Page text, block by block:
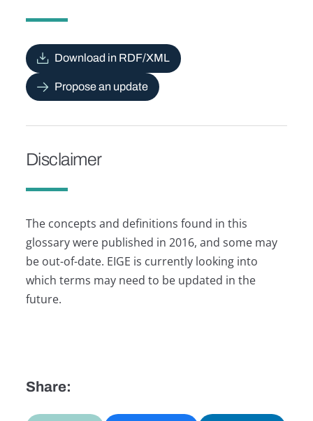
Download in RDF/XML
Propose an update
Disclaimer
The concepts and definitions found in this
glossary were published in 2016, and some may
be out-of-date. EIGE is currently looking into
which terms may need to be updated in the
future.
Share: